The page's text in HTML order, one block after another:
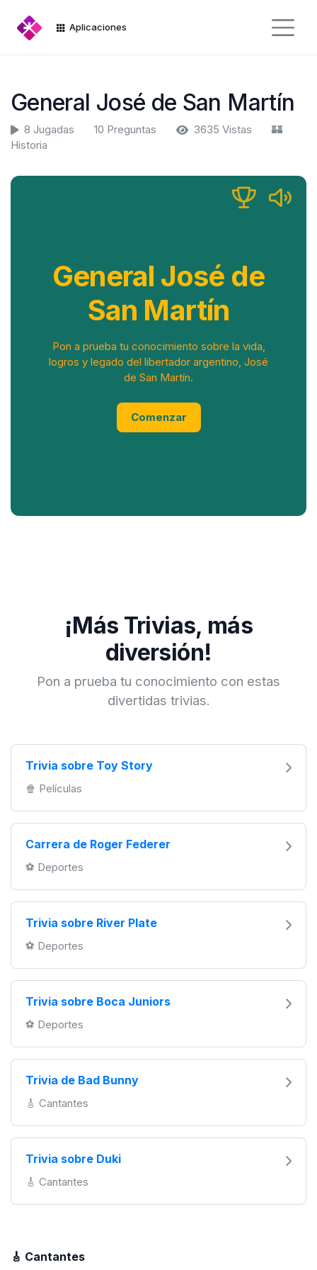
Aplicaciones
General José de San Martín
8 Jugadas 10 Preguntas 3635 Vistas
🏰
Historia
General José de
San Martín
Pon a prueba tu conocimiento sobre la vida,
logros y legado del libertador argentino, José
de San Martín.
Comenzar
¡Más Trivias, más
diversión!
Pon a prueba tu conocimiento con estas
divertidas trivias.
Trivia sobre Toy Story
🍿 Películas
Carrera de Roger Federer
️⚽️ Deportes
Trivia sobre River Plate
️⚽️ Deportes
Trivia sobre Boca Juniors
️⚽️ Deportes
Trivia de Bad Bunny
🎸 Cantantes
Trivia sobre Duki
🎸 Cantantes
🎸 Cantantes